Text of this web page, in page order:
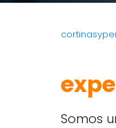
Somos